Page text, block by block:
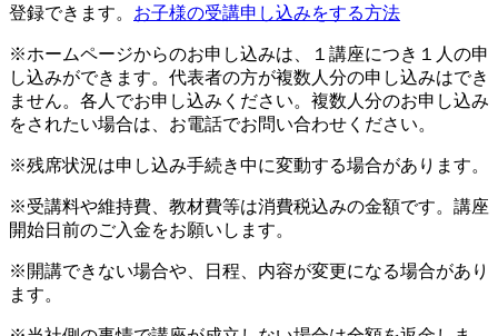
登録できます。 お子様の受講申し込みをする方法
※ホームページからのお申し込みは、１講座につき１人の申
し込みができます。代表者の方が複数人分の申し込みはでき
ません。各人でお申し込みください。複数人分のお申し込み
をされたい場合は、お電話でお問い合わせください。
※残席状況は申し込み手続き中に変動する場合があります。
※受講料や維持費、教材費等は消費税込みの金額です。講座
開始日前のご入金をお願いします。
※開講できない場合や、日程、内容が変更になる場合があり
ます。